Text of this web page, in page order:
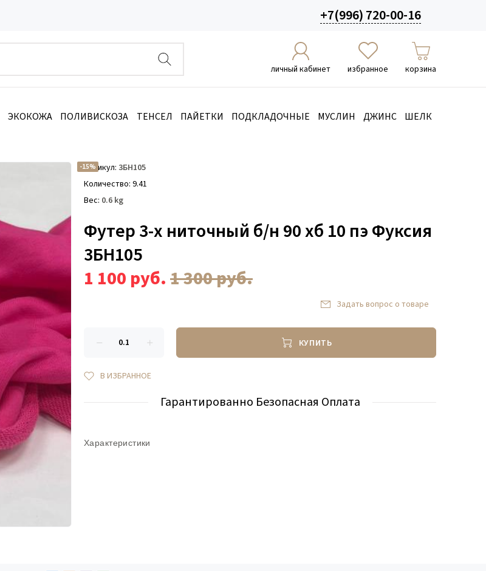
+7(996) 720-00-16
личный кабинет избранное корзина
ЭКОКОЖА ПОЛИВИСКОЗА ТЕНСЕЛ ПАЙЕТКИ ПОДКЛАДОЧНЫЕ МУСЛИН ДЖИНС ШЕЛК
Артикул 3БН105
Количество 9.41
Вес 0.6 kg
Футер 3-х ниточный б/н 90 хб 10 пэ Фуксия
3БН105
-15%
1 100 руб.1 300руб.
Задать вопрос о товаре
КУПИТЬ
В ИЗБРАННОЕ
Гарантированно Безопасная Оплата
Характеристики